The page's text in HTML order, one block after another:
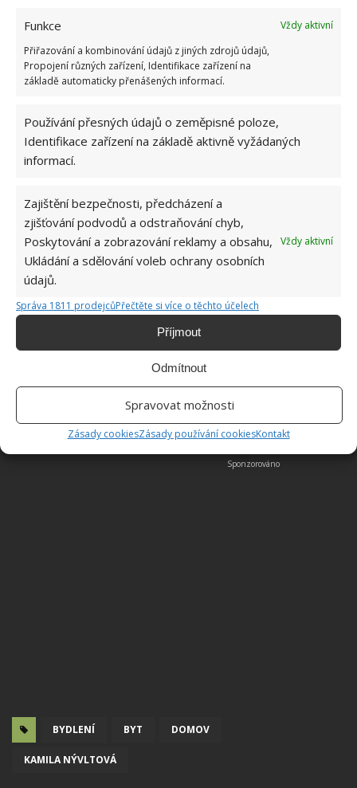
Funkce
Vždy aktivní
Přiřazování a kombinování údajů z jiných zdrojů údajů,
Propojení různých zařízení, Identifikace zařízení na
základě automaticky přenášených informací.
Používání přesných údajů o zeměpisné poloze,
Identifikace zařízení na základě aktivně vyžádaných
informací.
Zajištění bezpečnosti, předcházení a
zjišťování podvodů a odstraňování chyb,
Poskytování a zobrazování reklamy a obsahu,
Ukládání a sdělování voleb ochrany osobních
údajů.
Vždy aktivní
Správa 1811 prodejcůPřečtěte si více o těchto účelech
Příjmout
Odmítnout
Spravovat možnosti
Zásady cookiesZásady používání cookiesKontakt
Kamila má ráda přírodní tóny i materiály, propojené
s bílou či krémovou barvou, které se objevují na
zdech i na skříňkách v kuchyni. Tento byt s balkonem
praktickou kuchyní do tvaru L je světlý a
útulný, ovšem zpěvačka přesto uvažuje o bungalovu
s rovnou střechou. Nejlépe na venkově, někde v půli
cesty mezi Prahou a její rodnou Rtyní v Podkrkonoší.
V minulosti jsme na webu BydlímeÚtulně napsali
také o tom,jak bydlí zpěvačka Rihanna.
BYDLENÍ BYT DOMOV
KAMILA NÝVLTOVÁ